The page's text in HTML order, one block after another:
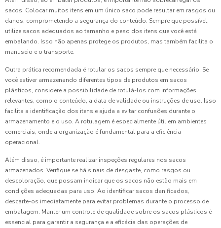
sacos. Colocar muitos itens em um único saco pode resultar em rasgos ou
danos, comprometendo a segurança do conteúdo. Sempre que possível,
utilize sacos adequados ao tamanho e peso dos itens que você está
embalando. Isso não apenas protege os produtos, mas também facilita o
manuseio e o transporte.
Outra prática recomendada é rotular os sacos sempre que necessário. Se
você estiver armazenando diferentes tipos de produtos em sacos
plásticos, considere a possibilidade de rotulá-los com informações
relevantes, como o conteúdo, a data de validade ou instruções de uso. Isso
facilita a identificação dos itens e ajuda a evitar confusões durante o
armazenamento e o uso. A rotulagem é especialmente útil em ambientes
comerciais, onde a organização é fundamental para a eficiência
operacional.
Além disso, é importante realizar inspeções regulares nos sacos
armazenados. Verifique se há sinais de desgaste, como rasgos ou
descoloração, que possam indicar que os sacos não estão mais em
condições adequadas para uso. Ao identificar sacos danificados,
descarte-os imediatamente para evitar problemas durante o processo de
embalagem. Manter um controle de qualidade sobre os sacos plásticos é
essencial para garantir a segurança e a eficácia das operações de